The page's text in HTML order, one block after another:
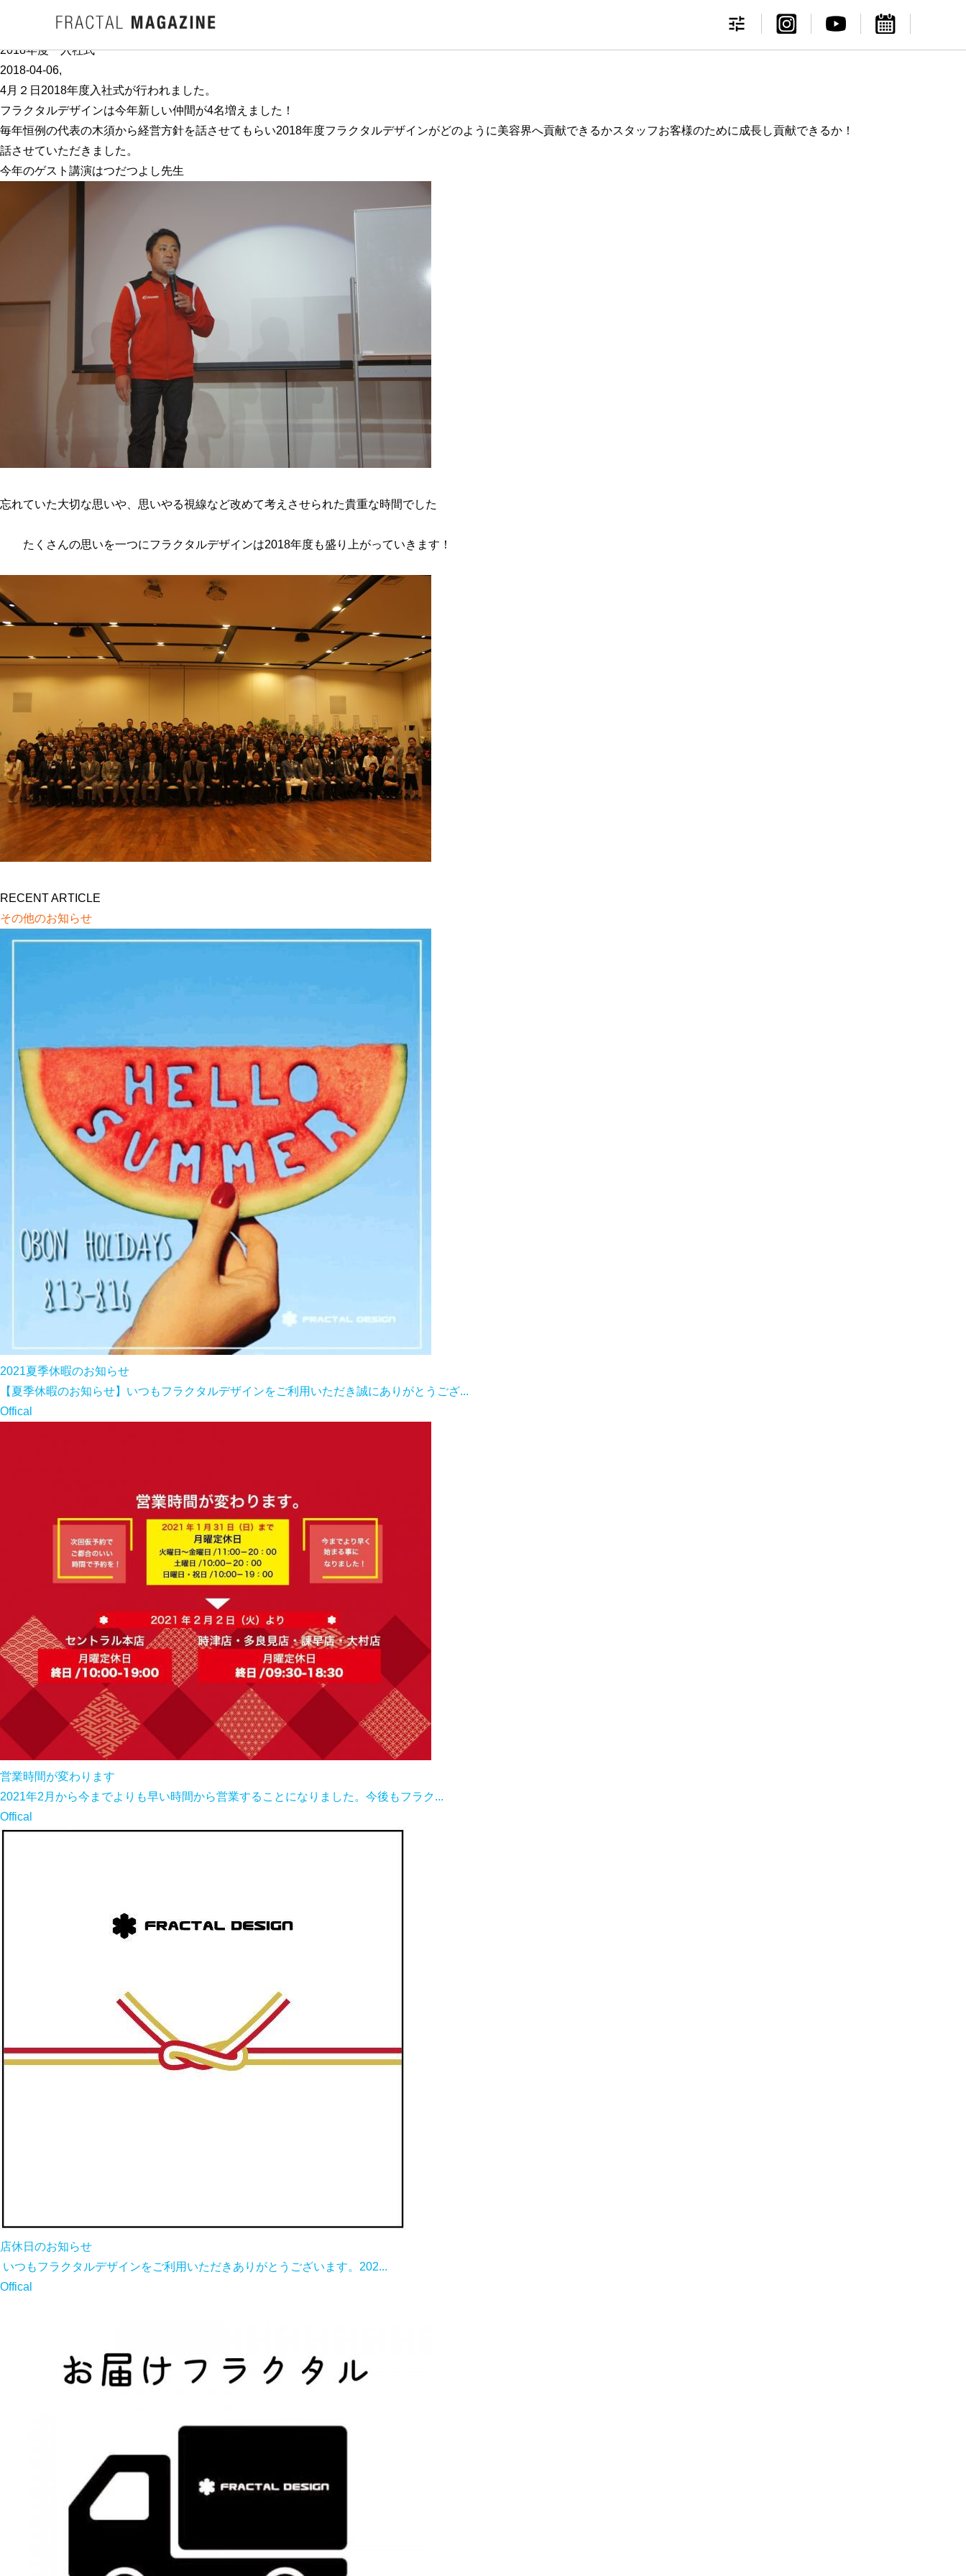
フラクタルデザインからのお知らせ
2018年度 入社式
2018-04-06,
4月２日2018年度入社式が行われました。
フラクタルデザインは今年新しい仲間が4名増えました！
毎年恒例の代表の木須から経営方針を話させてもらい2018年度フラクタルデザインがどのように美容界へ貢献できるかスタッフお客様のために成長し貢献できるか！
話させていただきました。
今年のゲスト講演はつだつよし先生
忘れていた大切な思いや、思いやる視線など改めて考えさせられた貴重な時間でした
たくさんの思いを一つにフラクタルデザインは2018年度も盛り上がっていきます！
RECENT ARTICLE
その他のお知らせ
2021夏季休暇のお知らせ
【夏季休暇のお知らせ】いつもフラクタルデザインをご利用いただき誠にありがとうござ...
Offical
営業時間が変わります
2021年2月から今までよりも早い時間から営業することになりました。今後もフラク...
Offical
店休日のお知らせ
いつもフラクタルデザインをご利用いただきありがとうございます。202...
Offical